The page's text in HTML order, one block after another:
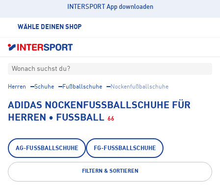
INTERSPORT App downloaden
WÄHLE DEINEN SHOP
Wonach suchst du?
Herren Schuhe Fußballschuhe Nockenfußballschuhe
ADIDAS NOCKENFUSSBALLSCHUHE FÜR H
ERREN • FUSSBALL
66
AG-FUSSBALLSCHUHE FG-FUSSBALLSCHUHE
FILTERN & SORTIEREN